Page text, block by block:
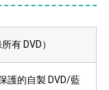
有 DVD）
護的自製 DVD/藍